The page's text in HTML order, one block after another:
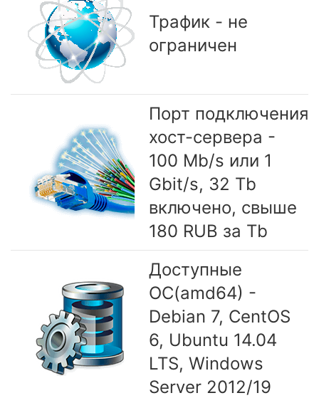
Трафик - не
ограничен
Порт подключения
хост-сервера -
100 Mb/s или 1
Gbit/s, 32 Tb
включено, свыше
180 RUB за Tb
Доступные
OC(amd64) -
Debian 7, CentOS
6, Ubuntu 14.04
LTS, Windows
Server 2012/19